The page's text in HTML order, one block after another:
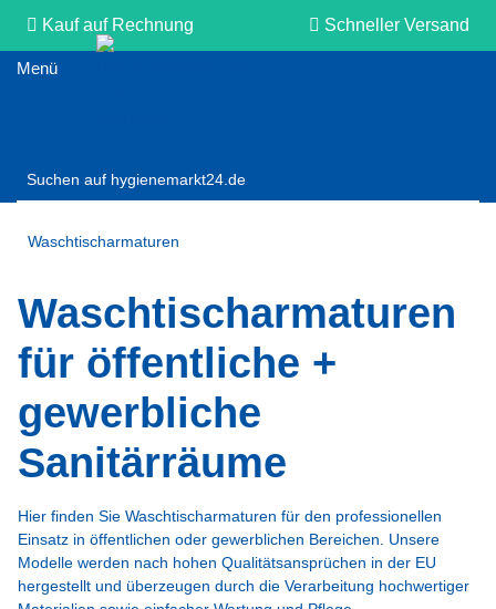
Kauf auf Rechnung Schneller Versand
Waschtischarmaturen
Waschtischarmaturen
für öffentliche +
gewerbliche
Sanitärräume
Hier finden Sie Waschtischarmaturen für den professionellen
Einsatz in öffentlichen oder gewerblichen Bereichen. Unsere
Modelle werden nach hohen Qualitätsansprüchen in der EU
hergestellt und überzeugen durch die Verarbeitung hochwertiger